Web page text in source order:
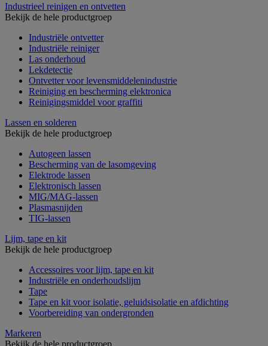
Industrieel reinigen en ontvetten
Bekijk de hele productgroep
Industriële ontvetter
Industriële reiniger
Las onderhoud
Lekdetectie
Ontvetter voor levensmiddelenindustrie
Reiniging en bescherming elektronica
Reinigingsmiddel voor graffiti
Lassen en solderen
Bekijk de hele productgroep
Autogeen lassen
Bescherming van de lasomgeving
Elektrode lassen
Elektronisch lassen
MIG/MAG-lassen
Plasmasnijden
TIG-lassen
Lijm, tape en kit
Bekijk de hele productgroep
Accessoires voor lijm, tape en kit
Industriële en onderhoudslijm
Tape
Tape en kit voor isolatie, geluidsisolatie en afdichting
Voorbereiding van ondergronden
Markeren
Bekijk de hele productgroep